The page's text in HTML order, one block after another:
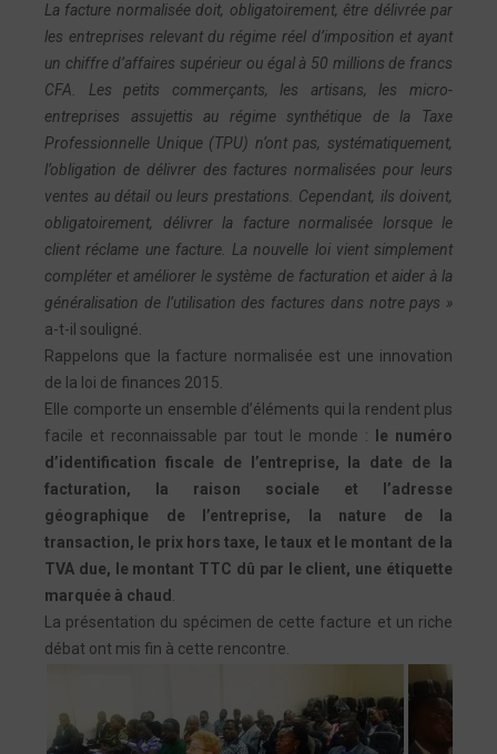
La facture normalisée doit, obligatoirement, être délivrée par
les entreprises relevant du régime réel d’imposition et ayant
un chiffre d’affaires supérieur ou égal à 50 millions de francs
CFA. Les petits commerçants, les artisans, les micro-
entreprises assujettis au régime synthétique de la Taxe
Professionnelle Unique (TPU) n’ont pas, systématiquement,
l’obligation de délivrer des factures normalisées pour leurs
ventes au détail ou leurs prestations. Cependant, ils doivent,
obligatoirement, délivrer la facture normalisée lorsque le
client réclame une facture. La nouvelle loi vient simplement
compléter et améliorer le système de facturation et aider à la
généralisation de l’utilisation des factures dans notre pays »
a-t-il souligné.
Rappelons que la facture normalisée est une innovation
de la loi de finances 2015.
Elle comporte un ensemble d’éléments qui la rendent plus
facile et reconnaissable par tout le monde :
le numéro
d’identification fiscale de l’entreprise, la date de la
facturation, la raison sociale et l’adresse
géographique de l’entreprise, la nature de la
transaction, le prix hors taxe, le taux et le montant de la
TVA due, le montant TTC dû par le client, une étiquette
marquée à chaud .
La présentation du spécimen de cette facture et un riche
débat ont mis fin à cette rencontre.